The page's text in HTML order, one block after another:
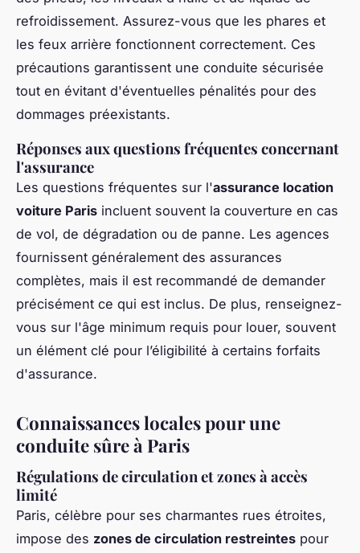
refroidissement. Assurez-vous que les phares et
les feux arrière fonctionnent correctement. Ces
précautions garantissent une conduite sécurisée
tout en évitant d'éventuelles pénalités pour des
dommages préexistants.
Réponses aux questions fréquentes concernant
l'assurance
Les questions fréquentes sur l'assurance location
voiture Paris incluent souvent la couverture en cas
de vol, de dégradation ou de panne. Les agences
fournissent généralement des assurances
complètes, mais il est recommandé de demander
précisément ce qui est inclus. De plus, renseignez-
vous sur l'âge minimum requis pour louer, souvent
un élément clé pour l’éligibilité à certains forfaits
d'assurance.
Connaissances locales pour une
conduite sûre à Paris
Régulations de circulation et zones à accès
limité
Paris, célèbre pour ses charmantes rues étroites,
impose des zones de circulation restreintes pour